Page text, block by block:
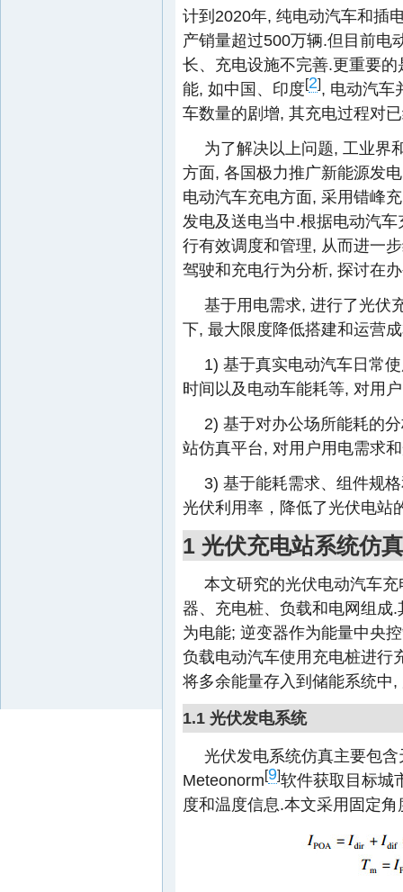
计到2020年, 纯电动汽车和插
产销量超过500万辆.但目前电
长、充电设施不完善.更重要
能, 如中国、印度[2], 电动汽车
车数量的剧增, 其充电过程对
为了解决以上问题, 工业界
方面, 各国极力推广新能源发
电动汽车充电方面, 采用错峰
发电及送电当中.根据电动汽
行有效调度和管理, 从而进一
驾驶和充电行为分析, 探讨在
基于用电需求, 进行了光伏
下, 最大限度降低搭建和运营
1) 基于真实电动汽车日常
时间以及电动车能耗等, 对用
2) 基于对办公场所能耗的
站仿真平台, 对用户用电需求
3) 基于能耗需求、组件规
光伏利用率，降低了光伏电站
1 光伏充电站系统仿
本文研究的光伏电动汽车
器、充电桩、负载和电网组成
为电能; 逆变器作为能量中央
负载电动汽车使用充电桩进行
将多余能量存入到储能系统中
1.1 光伏发电系统
光伏发电系统仿真主要包
Meteonorm[9]软件获取目标城
度和温度信息.本文采用固定